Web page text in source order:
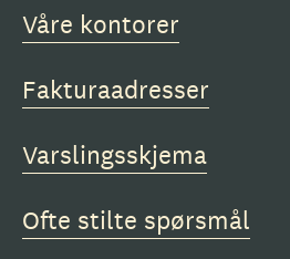
Våre kontorer
Fakturaadresser
Varslingsskjema
Ofte stilte spørsmål